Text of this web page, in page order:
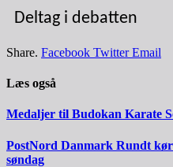
Deltag i debatten
Share. Facebook Twitter Email
Læs også
Medaljer til Budokan Karate
PostNord Danmark Rundt
søndag